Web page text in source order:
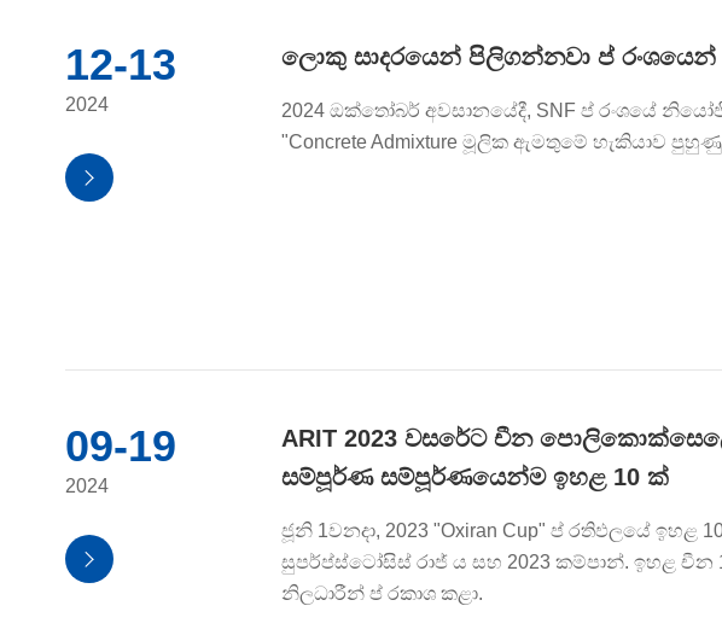
12-13
2024

ලොකු සාදරයෙන් පිලිගන්නවා ප් රංශයෙන්
2024 ඔක්තෝබර් අවසානයේදී, SNF ප් රංශයේ
"Concrete Admixture මූලික ඇමතුමේ හැකියාව
09-19
2024

ARIT 2023 වසරේට චීන
සම්පූර්ණ සම්පූර්ණයෙන්ම ඉහළ 10 ක්
ජූනි 1වනදා, 2023 "Oxiran Cup" ප් රතිඵලයේ
සුපර්ප්ස්ටෝසිස් රාජ් ය සහ 2023 කම්පාන්. ඉහළ
නිලධාරීන් ප් රකාශ කළා.